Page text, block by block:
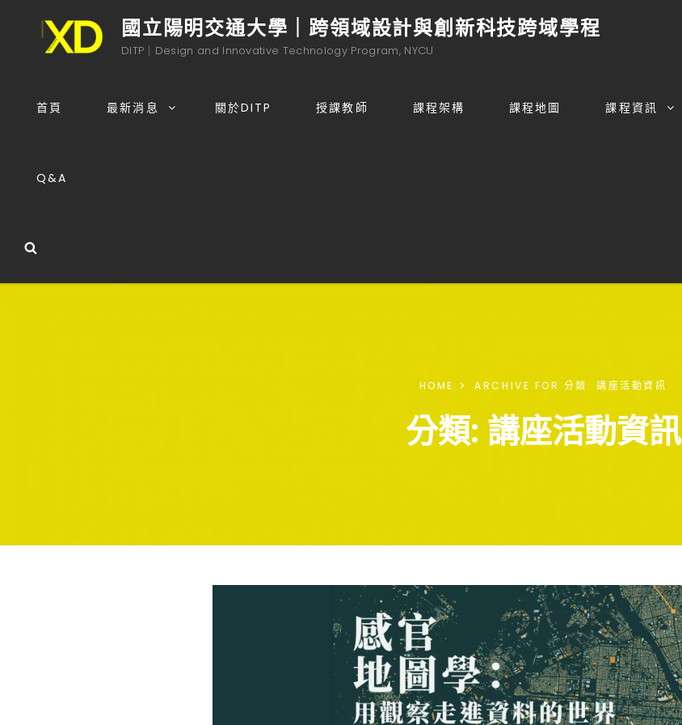
國立陽明交通大學｜跨領域設計與創新科技跨域學程
DITP｜Design and Innovative Technology Program, NYCU
首頁 最新消息 關於DITP 授課教師 課程架構 課程地圖 課程資訊
Q&A
HOME ARCHIVE FOR 分類:講座活動資訊
分類: 講座活動資訊